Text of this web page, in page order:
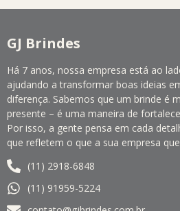
GJ Brindes
Há 7 anos, nossa empresa está ao
ajudando a transformar boas ideias
diferença. Sabemos que um brinde é
presente – é uma maneira de
Por isso, a gente pensa em cada
que refletem o que a sua empresa
(11) 2918-6848
(11) 91959-5224